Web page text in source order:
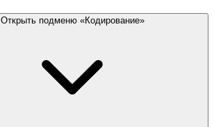
Открыть подменю «Кодирование»